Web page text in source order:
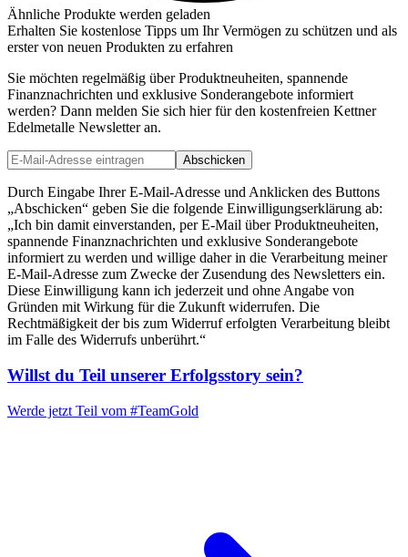
Ähnliche Produkte werden geladen
Erhalten Sie kostenlose Tipps um Ihr Vermögen zu schützen und als
erster von neuen Produkten zu erfahren
Sie möchten regelmäßig über Produktneuheiten, spannende
Finanznachrichten und exklusive Sonderangebote informiert
werden? Dann melden Sie sich hier für den kostenfreien Kettner
Edelmetalle Newsletter an.
Abschicken
Durch Eingabe Ihrer E-Mail-Adresse und Anklicken des Buttons
„Abschicken“ geben Sie die folgende Einwilligungserklärung ab:
„Ich bin damit einverstanden, per E-Mail über Produktneuheiten,
spannende Finanznachrichten und exklusive Sonderangebote
informiert zu werden und willige daher in die Verarbeitung meiner
E-Mail-Adresse zum Zwecke der Zusendung des Newsletters ein.
Diese Einwilligung kann ich jederzeit und ohne Angabe von
Gründen mit Wirkung für die Zukunft widerrufen. Die
Rechtmäßigkeit der bis zum Widerruf erfolgten Verarbeitung bleibt
im Falle des Widerrufs unberührt.“
Willst du Teil unserer Erfolgsstory sein?
Werde jetzt Teil vom #TeamGold